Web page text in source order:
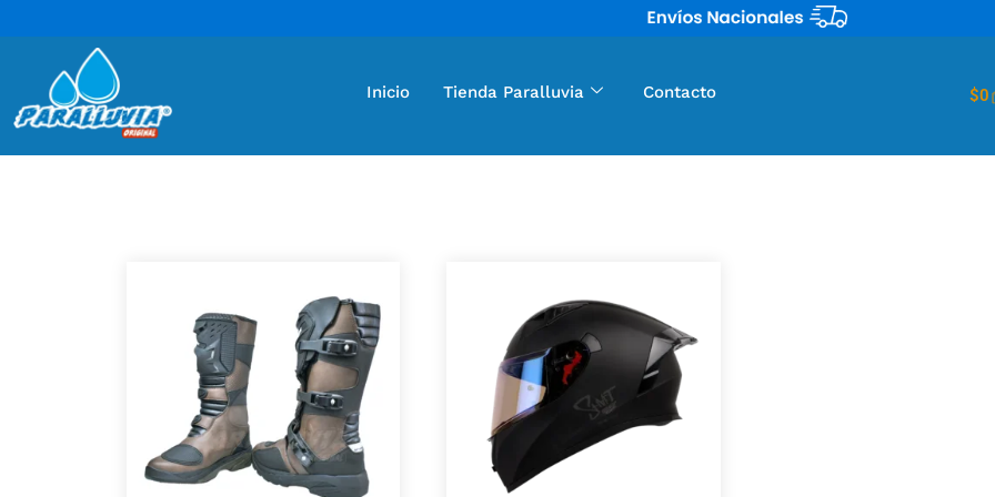
Inicio Tienda Paralluvia Contacto $0